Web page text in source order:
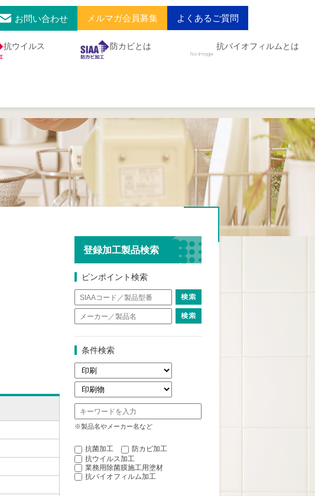
お問い合わせ メルマガ会員募集 よくあるご質問
抗ウイルス 防カビとは 抗バイオフィルムとは
登録加工製品検索
ピンポイント検索
条件検索
※製品名やメーカー名など
抗菌加工
防カビ加工
抗ウイルス加工
業務用除菌膜施工用塗材
抗バイオフィルム加工